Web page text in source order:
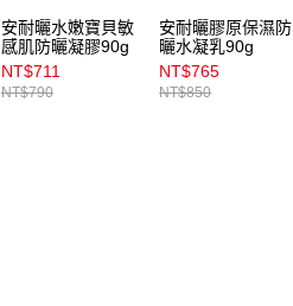
安耐曬水嫩寶貝敏
感肌防曬凝膠90g
NT$711
NT$790
安耐曬膠原保濕防
曬水凝乳90g
NT$765
NT$850